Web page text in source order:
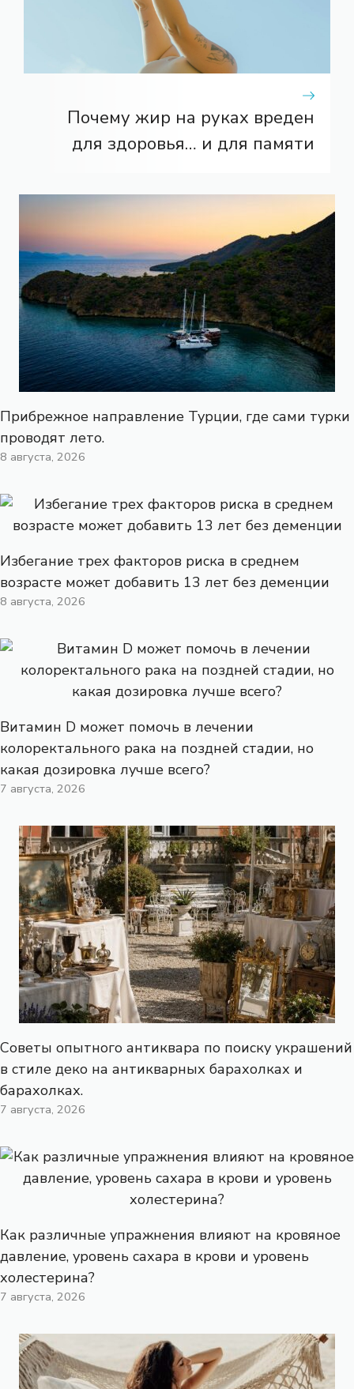
Почему жир на руках вреден
для здоровья… и для памяти
Прибрежное направление Турции, где сами турки
проводят лето.
8 августа, 2026
Избегание трех факторов риска в среднем
возрасте может добавить 13 лет без деменции
8 августа, 2026
Витамин D может помочь в лечении
колоректального рака на поздней стадии, но
какая дозировка лучше всего?
7 августа, 2026
Советы опытного антиквара по поиску украшений
в стиле деко на антикварных барахолках и
барахолках.
7 августа, 2026
Как различные упражнения влияют на кровяное
давление, уровень сахара в крови и уровень
холестерина?
7 августа, 2026